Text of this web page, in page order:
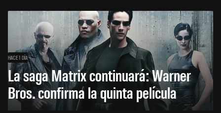
HACE 1 DÍA
La saga Matrix continuará: Warner
Bros. confirma la quinta película